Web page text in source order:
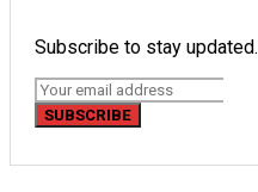
Subscribe to stay updated.
SUBSCRIBE